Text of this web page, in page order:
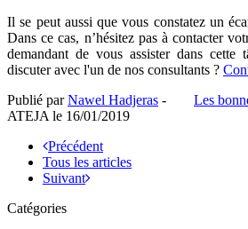
Il se peut aussi que vous constatez un
Dans ce cas, n’hésitez pas à contacter
demandant de vous assister dans cette
discuter avec l'un de nos consultants ?
Les
Publié parNawel Hadjeras -
ATEJA le 16/01/2019
Précédent
Tous les articles
Suivant
Catégories